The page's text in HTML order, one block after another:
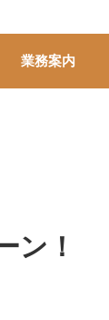
業務案内
ン！